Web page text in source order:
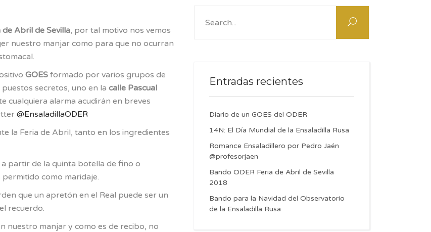
de Abril de Sevilla, por tal motivo nos vemos
nuestro manjar como para que no ocurran
GOES formado por varios grupos de
secretos, uno en la calle Pascual
cualquiera alarma acudirán en breves
@EnsaladillaODER
la Feria de Abril, tanto en los ingredientes
a partir de la quinta botella de fino o
como maridaje.
que un apretón en el Real puede ser un
recuerdo.
nuestro manjar y como es de recibo, no
Entradas recientes
Diario de un GOES del ODER
14N: El Día Mundial de la Ensaladilla Rusa
Romance Ensaladillero por Pedro Jaén
@profesorjaen
Bando ODER Feria de Abril de Sevilla
2018
Bando para la Navidad del Observatorio
de la Ensaladilla Rusa